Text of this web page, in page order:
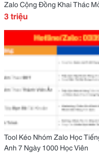
Zalo Cộng Đồng Khai Thác
Khách Hàng Tiềm Năng
3 triệu
Tool Kéo Nhóm Zalo Học
Anh 7 Ngày 1000 Học Viên